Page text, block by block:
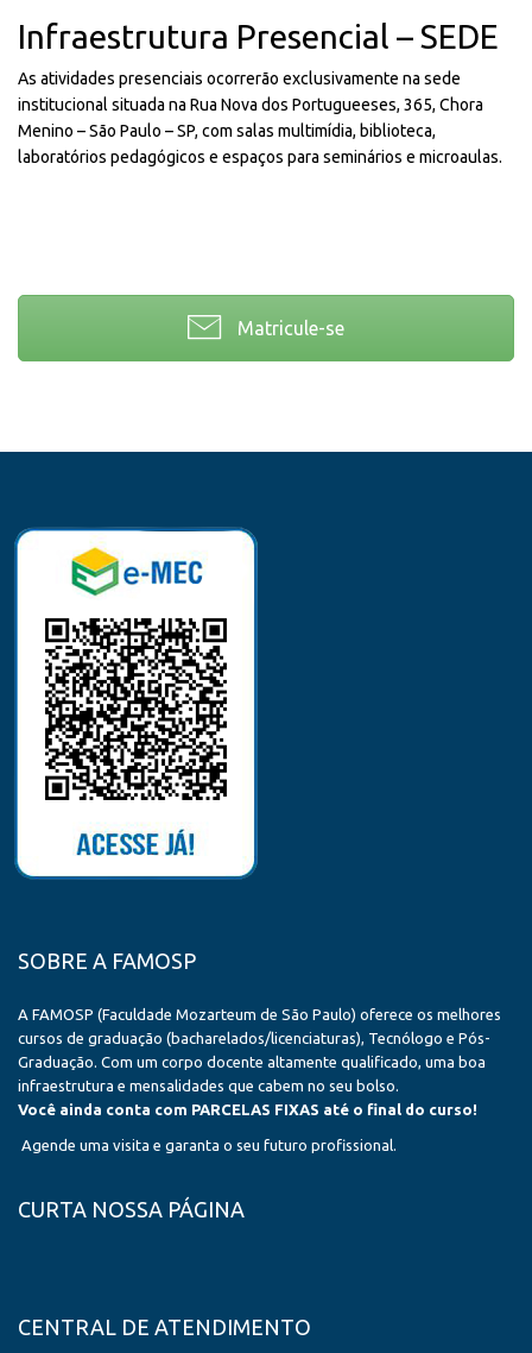
Infraestrutura Presencial – SEDE
As atividades presenciais ocorrerão exclusivamente na sede
institucional situada na Rua Nova dos Portugueeses, 365, Chora
Menino – São Paulo – SP, com salas multimídia, biblioteca,
laboratórios pedagógicos e espaços para seminários e microaulas.
Matricule-se
SOBRE A FAMOSP
A FAMOSP (Faculdade Mozarteum de São Paulo) oferece os melhores
cursos de graduação (bacharelados/licenciaturas), Tecnólogo e Pós-
Graduação. Com um corpo docente altamente qualificado, uma boa
infraestrutura e mensalidades que cabem no seu bolso.
Você ainda conta com PARCELAS FIXAS até o final do curso!
Agende uma visita e garanta o seu futuro profissional.
CURTA NOSSA PÁGINA
CENTRAL DE ATENDIMENTO